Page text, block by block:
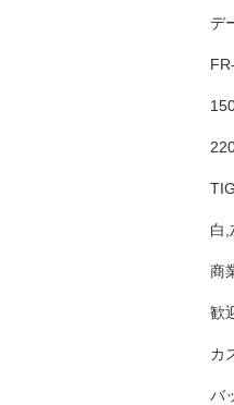
デ
白,
商
歓
カ
バ